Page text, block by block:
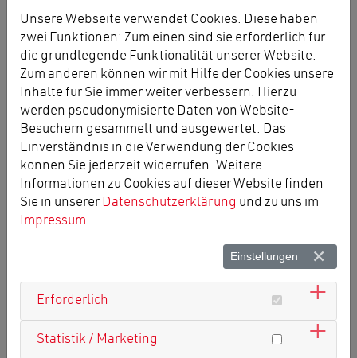
Unsere Webseite verwendet Cookies. Diese haben
zwei Funktionen: Zum einen sind sie erforderlich für
die grundlegende Funktionalität unserer Website.
Zum anderen können wir mit Hilfe der Cookies unsere
Inhalte für Sie immer weiter verbessern. Hierzu
werden pseudonymisierte Daten von Website-
Besuchern gesammelt und ausgewertet. Das
Einverständnis in die Verwendung der Cookies
können Sie jederzeit widerrufen. Weitere
Informationen zu Cookies auf dieser Website finden
Sie in unserer Datenschutzerklärung und zu uns im
Impressum.
Einstellungen
Erforderlich
Statistik / Marketing